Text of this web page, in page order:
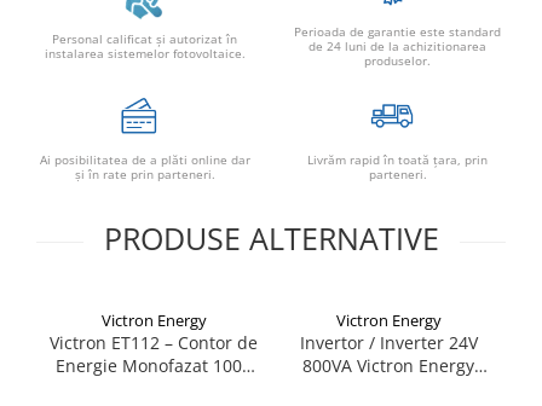
Backup Switch
Conectica
Conectica IEC
Convertor DC-DC
Meteocontrol
Mufe si conectori
Power analyzer
Personal calificat şi autorizat în
instalarea sistemelor fotovoltaice.
Perioada de garantie este standard
de 24 luni de la achizitionarea
produselor.
Ai posibilitatea de a plăti online dar
şi în rate prin parteneri.
Livrăm rapid în toată țara, prin
parteneri.
PRODUSE ALTERNATIVE
Victron Energy
Victron ET112 – Contor de
Energie Monofazat 100A
Victron Energy
Invertor / Inverter 24V
800VA Victron Energy